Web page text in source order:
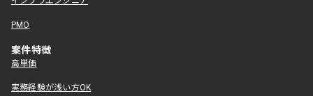
PMO
案件特徴
高単価
実務経験が浅い方OK